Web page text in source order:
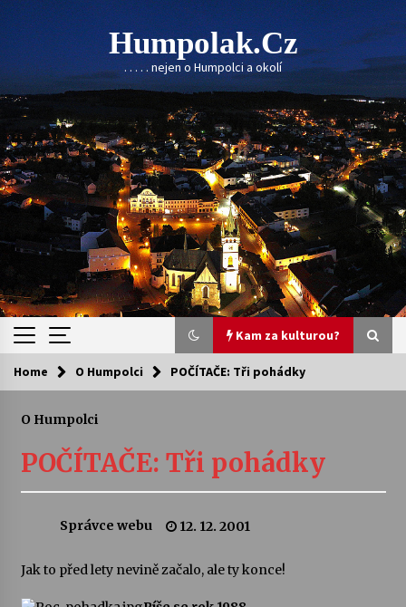
Skip
to
content
Humpolak.cz
. . . . . nejen o Humpolci a okolí
Kam za kulturou?
Kam za kulturou?
Sukuba Ensemble
4. 8. 2026
Vernisáž výstavy Josefíny Duškové: Stávám se
kapkou
Veselí muzikanti
Home O Humpolci POČÍTAČE: Tři pohádky
O Humpolci
POČÍTAČE: Tři pohádky
Správce webu 12. 12. 2001
Jak to před lety nevině začalo, ale ty konce!